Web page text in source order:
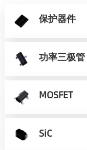
保护器件
功率三极管
MOSFET
SiC